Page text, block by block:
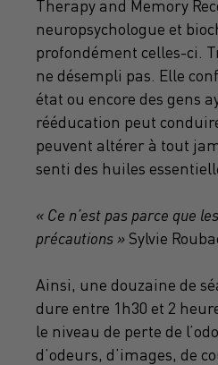
Therapy and Memory
neuropsychologue et
profondément celles-ci.
ne désempli pas. Elle
état ou encore des gens
rééducation peut
peuvent altérer à tout
senti des huiles
« Ce n’est pas parce que
précautions »Sylvie
Ainsi, une douzaine de
dure entre 1h30 et 2
le niveau de perte de
d’odeurs, d’images, de